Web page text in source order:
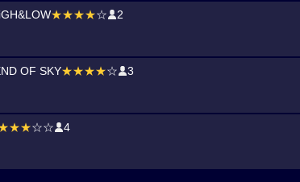
★★★★☆ 2
OF SKY★★★★☆ 3
☆☆ 4